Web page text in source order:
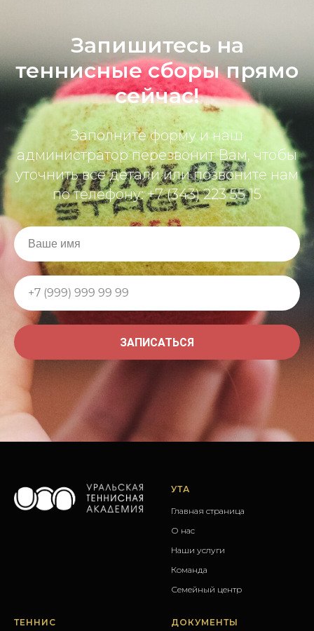
Запишитесь на
теннисные сборы прямо
сейчас!
Заполните форму и наш
администратор перезвонит Вам, чтобы
уточнить все детали или позвоните нам
по телефону: +7 (343) 223 55 15
Ваше имя
+7 (999) 999 99 99
ЗАПИСАТЬСЯ
УТА
Главная страница
О нас
Наши услуги
Команда
Семейный центр
ТЕННИС ДОКУМЕНТЫ